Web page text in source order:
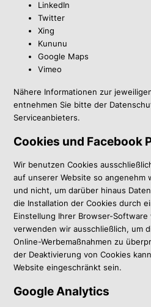
LinkedIn
Twitter
Xing
Kununu
Google Maps
Vimeo
Nähere Informationen zur
entnehmen Sie bitte der
Serviceanbieters.
Cookies und Facebook
Wir benutzen Cookies
auf unserer Website so angenehm
und nicht, um darüber hinaus
die Installation der Cookies durch
Einstellung Ihrer Browser-
verwenden wir ausschließlich, um
Online-Werbemaßnahmen zu
der Deaktivierung von Cookies
Website eingeschränkt sein.
Google Analytics